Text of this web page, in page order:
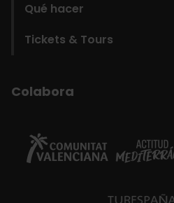
Qué hacer
Tickets & Tours
Colabora